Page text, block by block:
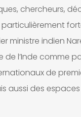
chercheurs,
ministre indien
de l’Inde comme
de
aussi des